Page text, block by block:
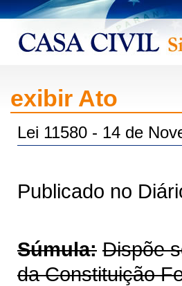
exibir Ato
Lei 11580 - 14 de
Publicado no
Súmula: Dispõe
da Constituição